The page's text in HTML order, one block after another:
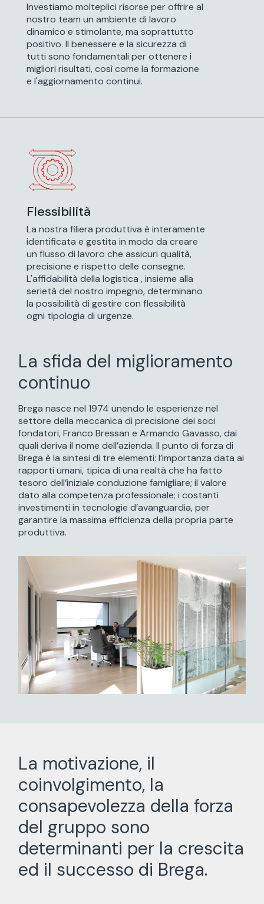
Investiamo molteplici risorse per offrire al
nostro team un ambiente di lavoro
dinamico e stimolante, ma soprattutto
positivo. Il benessere e la sicurezza di
tutti sono fondamentali per ottenere i
migliori risultati, così come la formazione
e l'aggiornamento continui.
Investiamo molteplici risorse per offrire al
nostro team un ambiente di lavoro
dinamico e stimolante, ma soprattutto
positivo. Il benessere e la sicurezza di
tutti sono fondamentali per ottenere i
migliori risultati, così come la formazione
e l'aggiornamento continui.
Flessibilità
La nostra filiera produttiva è interamente
identificata e gestita in modo da creare
un flusso di lavoro che assicuri qualità,
precisione e rispetto delle consegne.
L'affidabilità della logistica , insieme alla
serietà del nostro impegno, determinano
la possibilità di gestire con flessibilità
ogni tipologia di urgenze.
Flessibilità
La nostra filiera produttiva è interamente
identificata e gestita in modo da creare
un flusso di lavoro che assicuri qualità,
precisione e rispetto delle consegne.
L'affidabilità della logistica , insieme alla
serietà del nostro impegno, determinano
la possibilità di gestire con flessibilità
ogni tipologia di urgenze.
La sfida del miglioramento
continuo
Brega nasce nel 1974 unendo le esperienze nel
settore della meccanica di precisione dei soci
fondatori, Franco Bressan e Armando Gavasso, dai
quali deriva il nome dell’azienda. Il punto di forza di
Brega è la sintesi di tre elementi: l’importanza data ai
rapporti umani, tipica di una realtà che ha fatto
tesoro dell’iniziale conduzione famigliare; il valore
dato alla competenza professionale; i costanti
investimenti in tecnologie d’avanguardia, per
garantire la massima efficienza della propria parte
produttiva.
La motivazione, il
coinvolgimento, la
consapevolezza della forza
del gruppo sono
determinanti per la crescita
ed il successo di Brega.